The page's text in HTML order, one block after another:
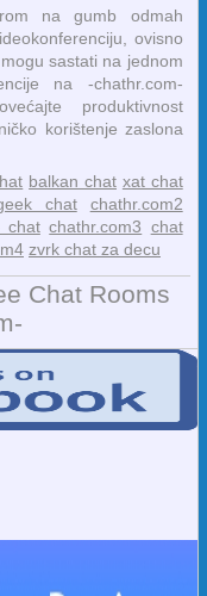
na gumb odmah
ovisno
sastati na jednom
na -chathr.com-
produktivnost
korištenje zaslona
balkan chat xat chat
chat
chathr.com2
chat chathr.com3 chat
zvrk chat za decu
Chat Rooms